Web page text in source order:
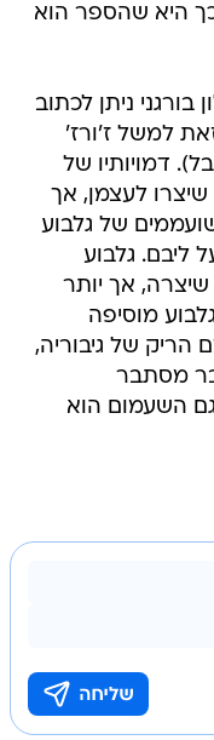
היא שהספר הוא
בורגני ניתן לכתוב
למשל ז'ורז'
דמויותיו של
לעצמן, אך
של גלבוע
ליבם. גלבוע
אך יותר
מוסיפה
הריק של גיבוריה,
מסתבר
השעמום הוא